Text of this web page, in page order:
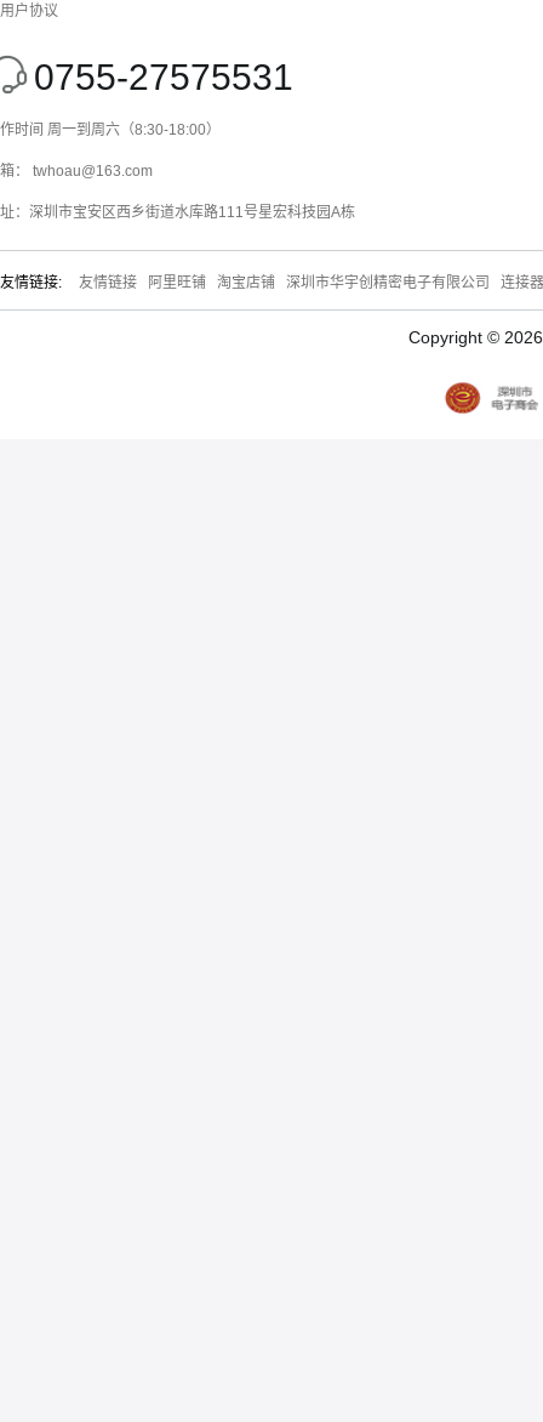
用户协议
0755-27575531
时间 周一到周六（8:30-18:00）
： twhoau@163.com
：深圳市宝安区西乡街道水库路111号星宏科技园A栋
友情链接: 友情链接 阿里旺铺 淘宝店铺 深圳市华宇创精密电子有限公司 连接
Copyright ©